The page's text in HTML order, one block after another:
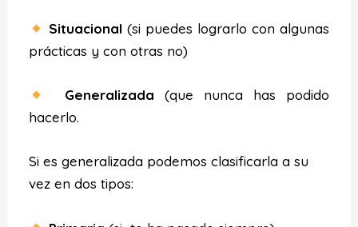
Situacional (si puedes lograrlo con algunas
prácticas y con otras no)
Generalizada(que nunca has podido
hacerlo.
Si es generalizada podemos clasificarla a su
vez en dos tipos: